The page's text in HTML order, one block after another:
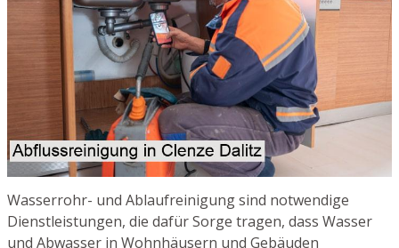
Wasserrohr- und Ablaufreinigung sind notwendige
Dienstleistungen, die dafür Sorge tragen, dass Wasser
und Abwasser in Wohnhäusern und Gebäuden